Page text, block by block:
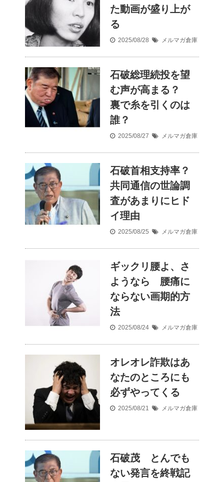
た動画が盛り上が
る
2025/08/28 メルマガ倉庫
石破総理続投を望
む声が高まる？
裏で糸を引くのは
誰？
2025/08/27 メルマガ倉庫
石破首相支持率？
共同通信の世論調
査があまりにヒド
イ理由
2025/08/25 メルマガ倉庫
ギックリ腰よ、さ
ようなら 腰痛に
ならない画期的方
法
2025/08/24 メルマガ倉庫
オレオレ詐欺はあ
なたのところにも
必ずやってくる
2025/08/21 メルマガ倉庫
石破茂 とんでも
ない発言を終戦記